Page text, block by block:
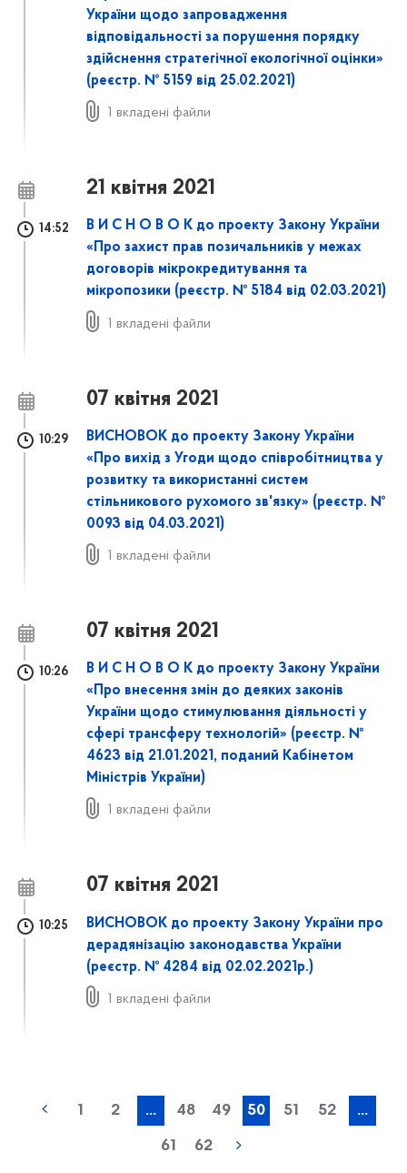
України щодо запровадження
відповідальності за порушення порядку
здійснення стратегічної екологічної оцінки»
(реєстр. № 5159 від 25.02.2021)
1 вкладені файли
21 квітня 2021
14:52
В И С Н О В О К до проекту Закону України
«Про захист прав позичальників у межах
договорів мікрокредитування та
мікропозики (реєстр. № 5184 від 02.03.2021)
1 вкладені файли
07 квітня 2021
10:29
ВИСНОВОК до проекту Закону України
«Про вихід з Угоди щодо співробітництва у
розвитку та використанні систем
стільникового рухомого зв'язку» (реєстр. №
0093 від 04.03.2021)
1 вкладені файли
07 квітня 2021
10:26
В И С Н О В О К до проекту Закону України
«Про внесення змін до деяких законів
України щодо стимулювання діяльності у
сфері трансферу технологій» (реєстр. №
4623 від 21.01.2021, поданий Кабінетом
Міністрів України)
1 вкладені файли
07 квітня 2021
10:25
ВИСНОВОК до проекту Закону України про
дерадянізацію законодавства України
(реєстр. № 4284 від 02.02.2021р.)
1 вкладені файли
1 2 ... 48 49 50 51 52 ...
61 62